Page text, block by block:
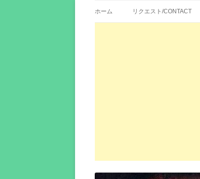
エイカシ | 洋楽
ホーム リクエスト/CONTACT